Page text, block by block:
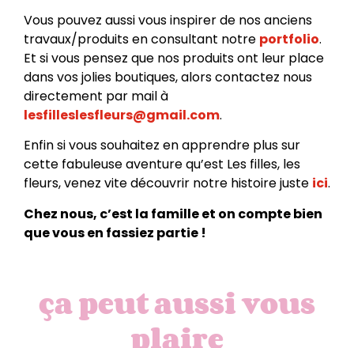
Vous pouvez aussi vous inspirer de nos anciens
travaux/produits en consultant notre portfolio.
Et si vous pensez que nos produits ont leur place
dans vos jolies boutiques, alors contactez nous
directement par mail à
lesfilleslesfleurs@gmail.com.
Enfin si vous souhaitez en apprendre plus sur
cette fabuleuse aventure qu’est Les filles, les
fleurs, venez vite découvrir notre histoire juste ici.
Chez nous, c’est la famille et on compte bien
que vous en fassiez partie !
ça peut aussi vous
plaire